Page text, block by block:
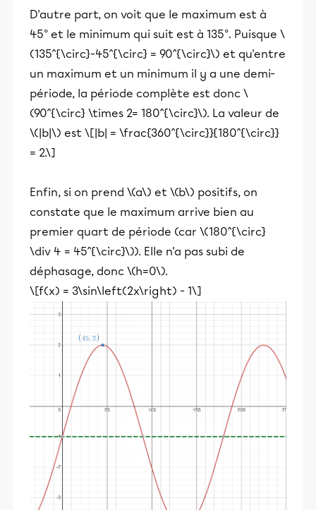
D'autre part, on voit que le maximum est à
45° et le minimum qui suit est à 135°. Puisque \
(135^{\circ}-45^{\circ} = 90^{\circ}\) et qu'entre
un maximum et un minimum il y a une demi-
période, la période complète est donc \
(90^{\circ} \times 2= 180^{\circ}\). La valeur de
\(|b|\) est \[|b| = \frac{360^{\circ}}{180^{\circ}}
= 2.\]
Enfin, si on prend \(a\) et \(b\) positifs, on
constate que le maximum arrive bien au
premier quart de période (car \(180^{\circ}
\div 4 = 45^{\circ}\)). Elle n'a pas subi de
déphasage, donc \(h=0\).
\[f(x) = 3\sin\left(2x\right) - 1\]